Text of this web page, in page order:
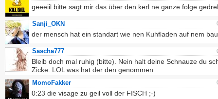
geeeiil bitte sagt mir das über den kerl ne ganze folge
Sanji_OKN
der mensch hat ein standart wie nen Kuhfladen auf nem
Sascha777
Bleib doch mal ruhig (bitte). Nein halt deine Schnauze du
Zicke. LOL was hat der den genommen
MomoFakker
0:23 die visage zu geil voll der FISCH ;-)